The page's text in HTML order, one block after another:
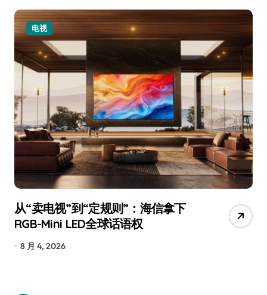
电视
从“卖电视”到“定规则”：海信拿下
RGB-Mini LED全球话语权
8 月 4, 2026